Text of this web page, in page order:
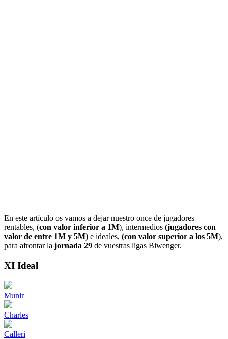
En este artículo os vamos a dejar nuestro once de jugadores
rentables, (con valor inferior a 1M), intermedios (jugadores con
valor de entre 1M y 5M) e ideales, (con valor superior a los 5M),
para afrontar la jornada 29 de vuestras ligas Biwenger.
XI Ideal
Munir
Charles
Calleri